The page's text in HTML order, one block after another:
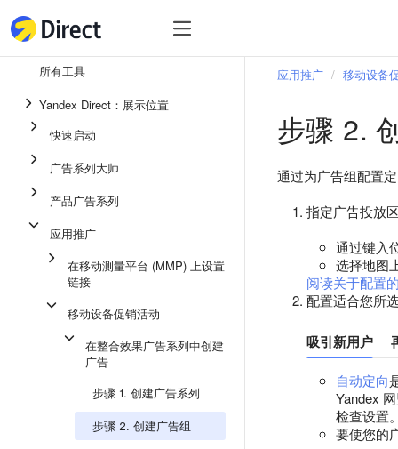
即时通讯应用中的广告
所有工具
Yandex Direct：展示位置
快速启动
广告系列大师
产品广告系列
应用推广
在移动测量平台 (MMP) 上设置
链接
移动设备促销活动
在整合效果广告系列中创建
广告
步骤 1. 创建广告系列
步骤 2. 创建广告组
应用推广 移动设备
步骤 2.
通过为广告组配置
指定广告投放
通过键入
选择地图
阅读关于配置
配置适合您所
吸引新用户
自动定向
Yandex
检查设置
要使您的